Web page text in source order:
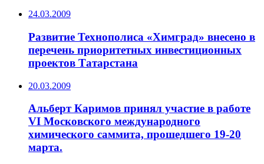
24.03.2009
Развитие Технополиса «Химград» внесено в
перечень приоритетных инвестиционных
проектов Татарстана
20.03.2009
Альберт Каримов принял участие в работе
VI Московского международного
химического саммита, прошедшего 19-20
марта.